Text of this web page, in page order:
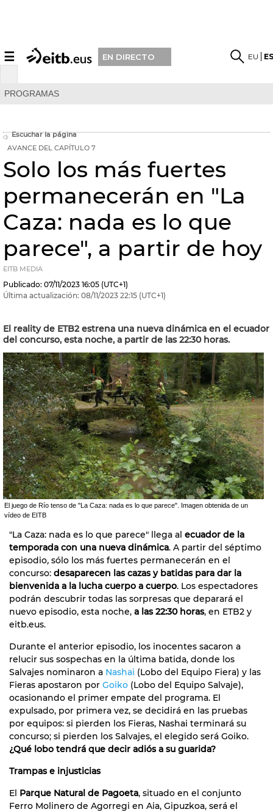
☰ EN DIRECTO EU
PROGRAMAS
Escuchar la página
AVANCE DEL CAPÍTULO 7
Solo los más fuertes
permanecerán en "La
Caza: nada es lo que
parece", a partir de hoy
EITB MEDIA
Publicado: 07/11/2023 16:05 (UTC+1)
Última actualización: 08/11/2023 22:15 (UTC+1)
El reality de ETB2 estrena una nueva dinámica en el ecuador
del concurso, esta noche, a partir de las 22:30 horas.
El juego de Río tenso de "La Caza: nada es lo que parece". Imagen obtenida de un
vídeo de EITB
"La Caza: nada es lo que parece" llega al ecuador de la
temporada con una nueva dinámica. A partir del séptimo
episodio, sólo los más fuertes permanecerán en el
concurso: desaparecen las cazas y batidas para dar la
bienvenida a la lucha cuerpo a cuerpo. Los espectadores
podrán descubrir todas las sorpresas que deparará el
nuevo episodio, esta noche, a las 22:30 horas, en ETB2 y
eitb.eus.
Durante el anterior episodio, los inocentes sacaron a
relucir sus sospechas en la última batida, donde los
Salvajes nominaron a Nashai (Lobo del Equipo Fiera) y las
Fieras apostaron por Goiko (Lobo del Equipo Salvaje),
ocasionando el primer empate del programa. El
expulsado, por primera vez, se decidirá en las pruebas
por equipos: si pierden los Fieras, Nashai terminará su
concurso; si pierden los Salvajes, el elegido será Goiko.
¿Qué lobo tendrá que decir adiós a su guarida?
Trampas e injusticias
El Parque Natural de Pagoeta, situado en el conjunto
Ferro Molinero de Agorregi en Aia, Gipuzkoa, será el